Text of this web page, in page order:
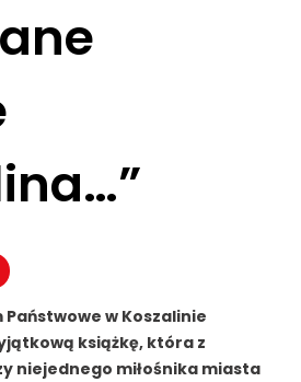
w Koszalinie
książkę, która z
niejednego miłośnika miasta